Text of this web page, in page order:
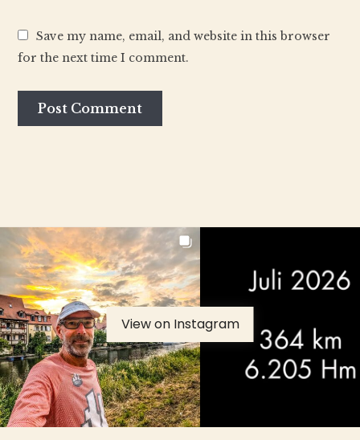
Save my name, email, and website in this browser
for the next time I comment.
View on Instagram